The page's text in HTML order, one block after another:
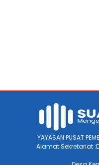
YAYASAN PUSAT
Alamat Sekretariat